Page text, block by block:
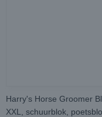
Harry's Horse Groomer
XXL, schuurblok,